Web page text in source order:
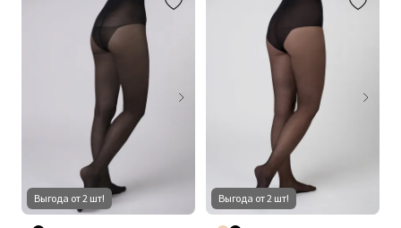
Выгода от 2 шт! Выгода от 2 шт!